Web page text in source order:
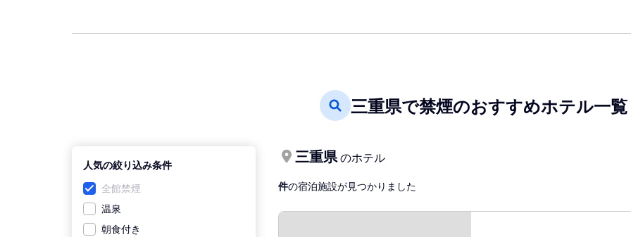
三重県で禁煙のおすすめホテル一覧
人気の絞り込み条件
全館禁煙
温泉
朝食付き
三重県のホテル
件の宿泊施設が見つかりました